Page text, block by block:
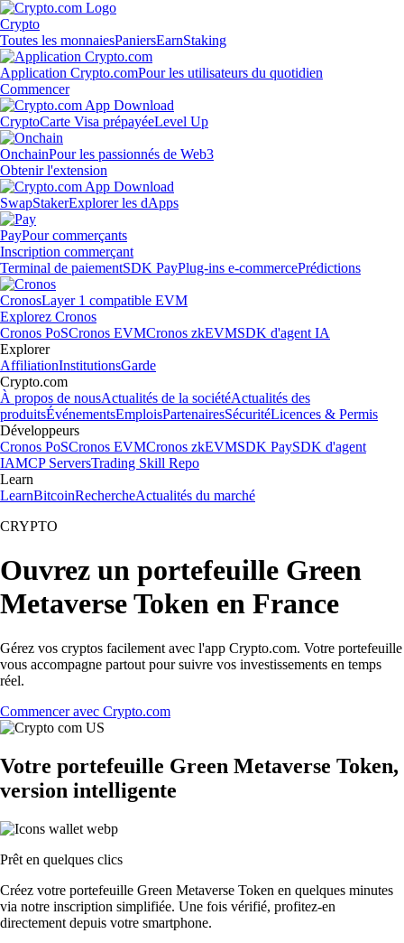
Crypto
Toutes les monnaiesPaniersEarnStaking
Application Crypto.comPour les utilisateurs du quotidien
Commencer
CryptoCarte Visa prépayéeLevel Up
OnchainPour les passionnés de Web3
Obtenir l'extension
SwapStakerExplorer les dApps
PayPour commerçants
Inscription commerçant
Terminal de paiementSDK PayPlug-ins e-commercePrédictions
CronosLayer 1 compatible EVM
Explorez Cronos
Cronos PoSCronos EVMCronos zkEVMSDK d'agent IA
Explorer
AffiliationInstitutionsGarde
Crypto.com
À propos de nousActualités de la sociétéActualités des
produitsÉvénementsEmploisPartenairesSécuritéLicences & Permis
Développeurs
Cronos PoSCronos EVMCronos zkEVMSDK PaySDK d'agent
IAMCP ServersTrading Skill Repo
Learn
LearnBitcoinRechercheActualités du marché
CRYPTO
Ouvrez un portefeuille Green
Metaverse Token en France
Gérez vos cryptos facilement avec l'app Crypto.com. Votre portefeuille
vous accompagne partout pour suivre vos investissements en temps
réel.
Commencer avec Crypto.com
Votre portefeuille Green Metaverse Token,
version intelligente
Prêt en quelques clics
Créez votre portefeuille Green Metaverse Token en quelques minutes
via notre inscription simplifiée. Une fois vérifié, profitez-en
directement depuis votre smartphone.